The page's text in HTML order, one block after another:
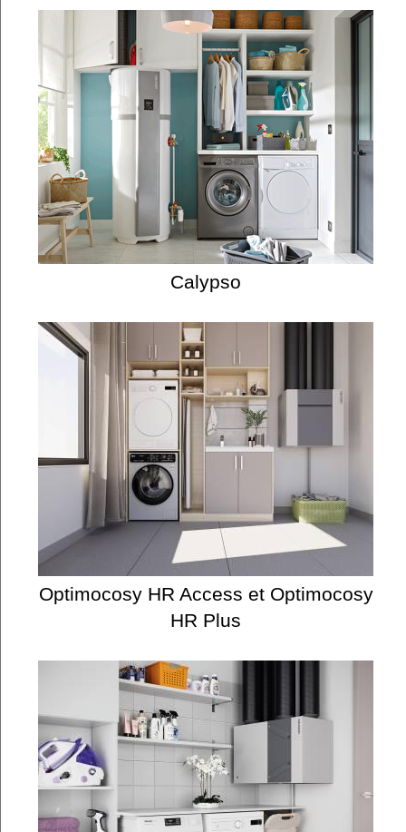
Calypso
Optimocosy HR Access et Optimocosy
HR Plus